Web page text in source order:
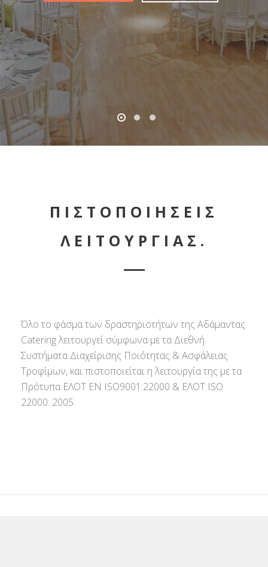
ΠΙΣΤΟΠΟΙΗΣΕΙΣ
ΛΕΙΤΟΥΡΓΙΑΣ.
Όλο το φάσμα των δραστηριοτήτων της Αδάμαντας
Catering λειτουργεί σύμφωνα με τα Διεθνή
Συστήματα Διαχείρισης Ποιότητας & Ασφάλειας
Τροφίμων, και πιστοποιείται η λειτουργία της με τα
Πρότυπα ΕΛΟΤ ΕΝ ISO9001:22000 & ΕΛΟΤ ISO
22000: 2005